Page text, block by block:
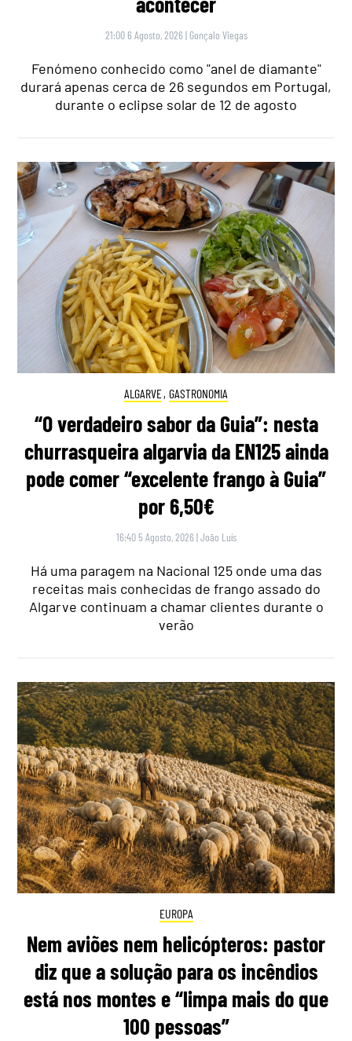
21:00 6 Agosto, 2026 | Gonçalo Viegas
Fenómeno conhecido como "anel de diamante"
durará apenas cerca de 26 segundos em Portugal,
durante o eclipse solar de 12 de agosto
ALGARVE, GASTRONOMIA
“O verdadeiro sabor da Guia”: nesta
churrasqueira algarvia da EN125 ainda
pode comer “excelente frango à Guia”
por 6,50€
16:40 5 Agosto, 2026 |João Luís
Há uma paragem na Nacional 125 onde uma das
receitas mais conhecidas de frango assado do
Algarve continuam a chamar clientes durante o
verão
EUROPA
Nem aviões nem helicópteros: pastor
diz que a solução para os incêndios
está nos montes e “limpa mais do que
100 pessoas”